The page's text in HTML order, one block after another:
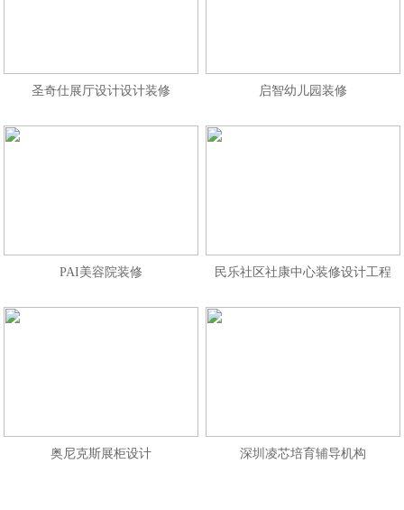
圣奇仕展厅设计设计装修 启智幼儿园装修
PAI美容院装修 民乐社区社康中心装修设计工程
奥尼克斯展柜设计 深圳凌芯培育辅导机构